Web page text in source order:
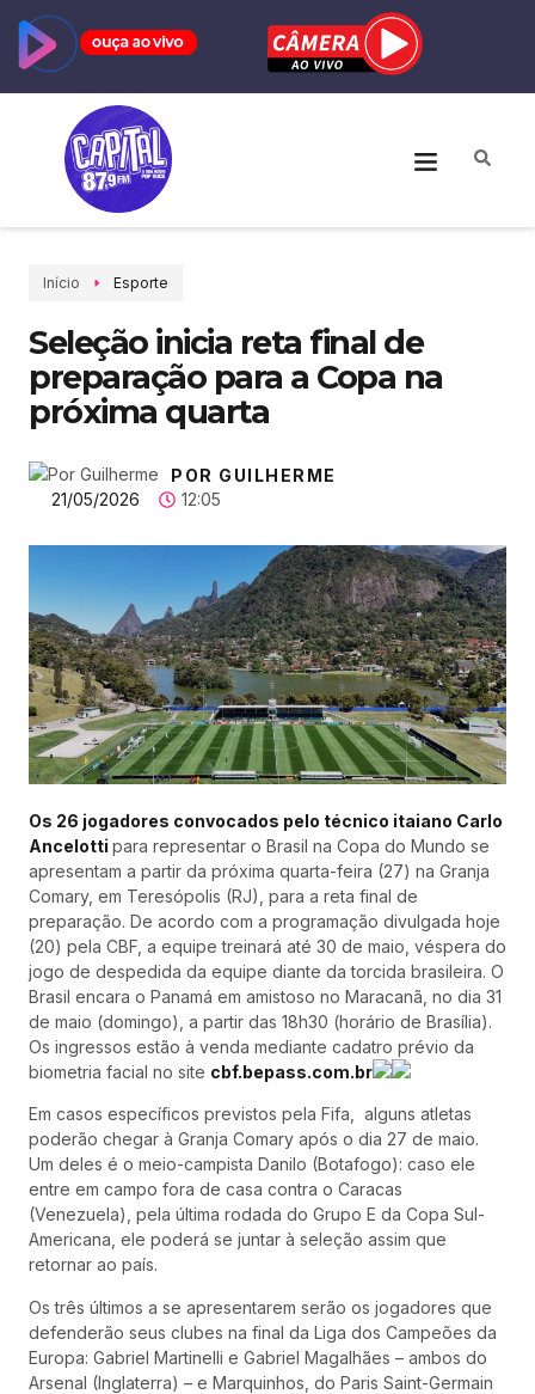
Início Esporte
Seleção inicia reta final de
preparação para a Copa na
próxima quarta
POR GUILHERME
21/05/2026
12:05
Os 26 jogadores convocados pelo técnico itaiano Carlo
Ancelotti para representar o Brasil na Copa do Mundo se
apresentam a partir da próxima quarta-feira (27) na Granja
Comary, em Teresópolis (RJ), para a reta final de
preparação. De acordo com a programação divulgada hoje
(20) pela CBF, a equipe treinará até 30 de maio, véspera do
jogo de despedida da equipe diante da torcida brasileira. O
Brasil encara o Panamá em amistoso no Maracanã, no dia 31
de maio (domingo), a partir das 18h30 (horário de Brasília).
Os ingressos estão à venda mediante cadatro prévio da
biometria facial no site cbf.bepass.com.br
Em casos específicos previstos pela Fifa, alguns atletas
poderão chegar à Granja Comary após o dia 27 de maio.
Um deles é o meio-campista Danilo (Botafogo): caso ele
entre em campo fora de casa contra o Caracas
(Venezuela), pela última rodada do Grupo E da Copa Sul-
Americana, ele poderá se juntar à seleção assim que
retornar ao país.
Os três últimos a se apresentarem serão os jogadores que
defenderão seus clubes na final da Liga dos Campeões da
Europa: Gabriel Martinelli e Gabriel Magalhães – ambos do
Arsenal (Inglaterra) – e Marquinhos, do Paris Saint-Germain